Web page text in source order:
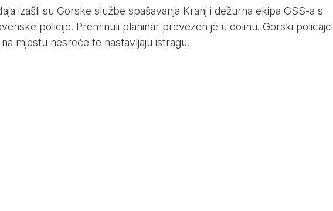
izašli su Gorske službe spašavanja Kranj i dežurna ekipa GSS-a s
policije. Preminuli planinar prevezen je u dolinu. Gorski policajci
mjestu nesreće te nastavljaju istragu.